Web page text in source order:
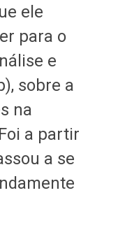
ele
para o
e
sobre a
na
a partir
a se